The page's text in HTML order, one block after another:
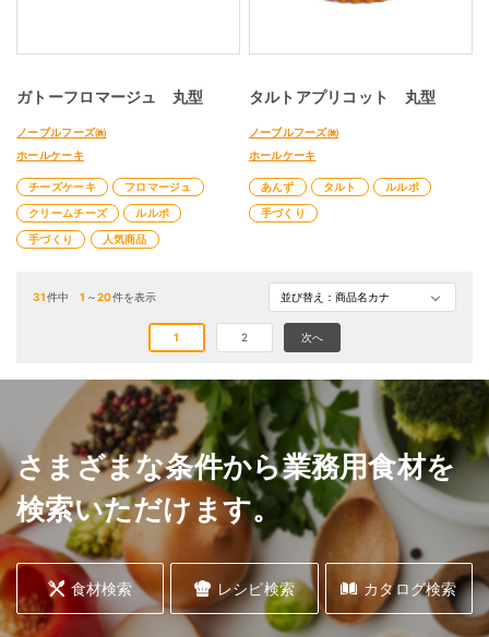
ガトーフロマージュ 丸型
ノーブルフーズ㈱
ホールケーキ
チーズケーキ
フロマージュ
クリームチーズ
ルルポ
手づくり
人気商品
タルトアプリコット 丸型
ノーブルフーズ㈱
ホールケーキ
あんず タルト
ルルポ
手づくり
31件中1 ～20件を表示
1 2 次へ
さまざまな条件から業務用食材を
検索いただけます。
食材検索 レシピ検索 カタログ検索